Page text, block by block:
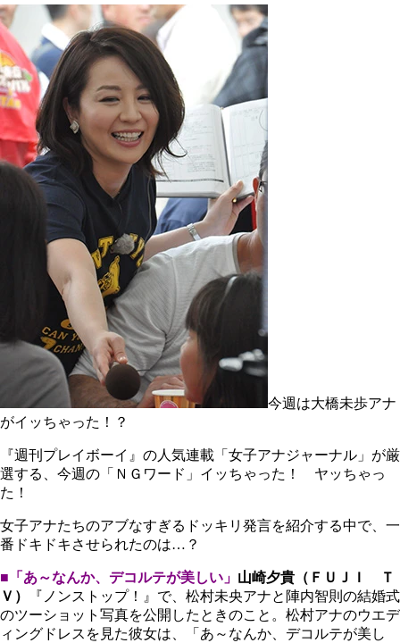
今週は大橋未歩アナ
がイッちゃった！？
『週刊プレイボーイ』の人気連載「女子アナジャーナル」が厳
選する、今週の「ＮＧワード」イッちゃった！ ヤッちゃっ
た！
女子アナたちのアブなすぎるドッキリ発言を紹介する中で、一
番ドキドキさせられたのは…？
■「あ～なんか、デコルテが美しい」 山崎夕貴（ＦＵＪＩ Ｔ
Ｖ）
『ノンストップ！』で、松村未央アナと陣内智則の結婚式
のツーショット写真を公開したときのこと。松村アナのウエデ
ィングドレスを見た彼女は、「あ～なんか、デコルテが美し